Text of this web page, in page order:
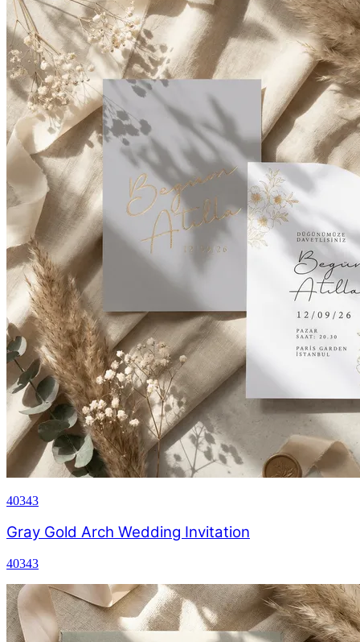
40343
Gray Gold Arch Wedding Invitation
40343